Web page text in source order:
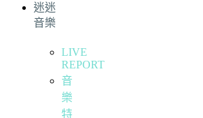
迷迷
音樂
LIVE
REPORT
音
樂
特